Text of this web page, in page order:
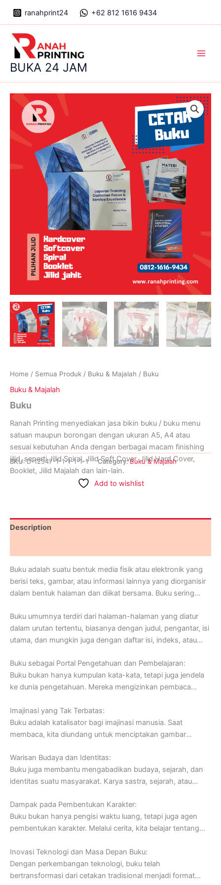
ranahprint24 +62 812 1616 9434
BUKA 24 JAM
Home / Semua Produk / Buku & Majalah / Buku
Buku & Majalah
Buku
Ranah Printing menyediakan jasa bikin buku / buku menu
satuan maupun borongan dengan ukuran A5, A4 atau
sesuai kebutuhan Anda dengan berbagai macam finishing
jilid, seperti Jilid Spiral, Jilid Soft Cover, Jilid Hard Cover,
Booklet, Jilid Majalah dan lain-lain.
Jam Setiap Hari Senin sampai Minggu. Informasi Lebih
Lanjut Hubungi Ranah Printing di Whatsapp (+62) 0812-
SKU:D-12547-1-1-1-1-1-1 Category:Buku & Majalah
Add to wishlist
Description
Buku adalah suatu bentuk media fisik atau elektronik yang
berisi teks, gambar, atau informasi lainnya yang diorganisir
dalam bentuk halaman dan diikat bersama. Buku sering
cerita, ide, atau informasi kepada pembaca. Buku dapat
memiliki berbagai bentuk dan ukuran, dari buku teks ilmiah
yang tebal hingga novel tipis, dari buku bergambar untuk
Buku umumnya terdiri dari halaman-halaman yang diatur
dalam urutan tertentu, biasanya dengan judul, pengantar, isi
utama, dan mungkin juga dengan daftar isi, indeks, atau
buku dapat berupa teks tulisan, ilustrasi, gambar, grafik,
atau kombinasi dari semuanya. Buku dapat mencakup
berbagai topik seperti fiksi, nonfiksi, ilmiah, sejarah, seni,
Buku sebagai Portal Pengetahuan dan Pembelajaran:
Buku bukan hanya kumpulan kata-kata, tetapi juga jendela
ke dunia pengetahuan. Mereka mengizinkan pembaca
yang lebih mendalam tentang berbagai topik, dan
memahami perspektif yang berbeda. Dari ensiklopedia
ilmiah hingga novel sastra klasik, buku adalah sumber
pendidikan formal dan informal, memberikan informasi yang
dapat membuka pikiran dan mengilhami eksplorasi
intelektual.
Imajinasi yang Tak Terbatas:
Buku adalah katalisator bagi imajinasi manusia. Saat
membaca, kita diundang untuk menciptakan gambar
dalam cerita. Dalam novel fiksi, pembaca berperan sebagai
sutradara pribadi, membentuk dunia dalam pikiran mereka
sesuai dengan deskripsi penulis. Buku mendorong kita
menjembatani jurang antara realitas dan impian.
Warisan Budaya dan Identitas:
Buku juga membantu mengabadikan budaya, sejarah, dan
identitas suatu masyarakat. Karya sastra, sejarah, atau
dalam pikiran dan pengalaman manusia di masa lampau.
Mereka menghubungkan generasi, memungkinkan
pengetahuan dan nilai-nilai dilestarikan untuk masa depan.
warisan budaya kita sendiri dan budaya-budaya lain di
seluruh dunia.
Dampak pada Pembentukan Karakter:
Buku bukan hanya pengisi waktu luang, tetapi juga agen
pembentukan karakter. Melalui cerita, kita belajar tentang
fiksi yang menghadapi tantangan dan perjuangan
memotivasi kita untuk mengatasi rintangan dalam hidup
nyata. Buku menginspirasi pertumbuhan pribadi dan
Inovasi Teknologi dan Masa Depan Buku:
Dengan perkembangan teknologi, buku telah
bertransformasi dari cetakan tradisional menjadi format